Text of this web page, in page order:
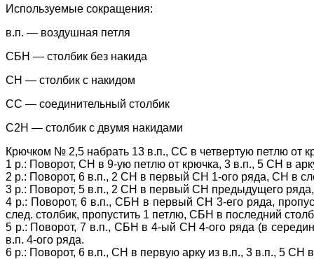
Используемые сокращения:
в.п. — воздушная петля
СБН — столбик без накида
СН — столбик с накидом
СС — соединительный столбик
С2Н — столбик с двумя накидами
Крючком № 2,5 набрать 13 в.п., СС в четвертую петлю от
1 р.: Поворот, СН в 9-ую петлю от крючка, 3 в.п., 5 СН в
2 р.: Поворот, 6 в.п., 2 СН в первый СН 1-ого ряда, СН в
3 р.: Поворот, 5 в.п., 2 СН в первый СН предыдущего
4 р.: Поворот, 6 в.п., СБН в первый СН 3-его ряда,
след. столбик, пропустить 1 петлю, СБН в последний
5 р.: Поворот, 7 в.п., СБН в 4-ый СН 4-ого ряда (в
в.п. 4-ого ряда.
6 р.: Поворот, 6 в.п., СН в первую арку из в.п., 3 в.п., 5 СН